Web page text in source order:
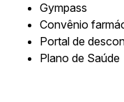
Gympass
Convênio
Portal de
Plano de Saúde